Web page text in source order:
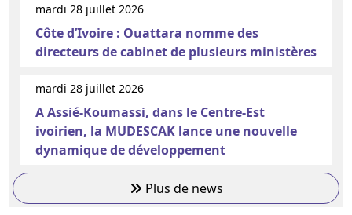
mardi 28 juillet 2026
Côte d’Ivoire : Ouattara nomme des
directeurs de cabinet de plusieurs ministères
mardi 28 juillet 2026
A Assié-Koumassi, dans le Centre-Est
ivoirien, la MUDESCAK lance une nouvelle
dynamique de développement
Plus de news